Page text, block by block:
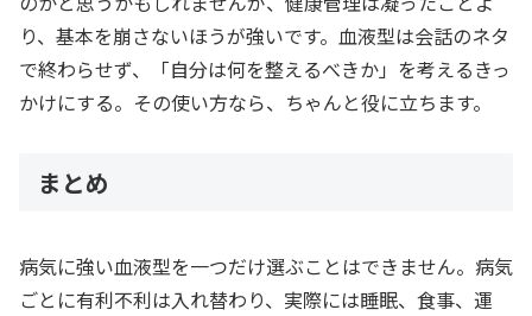
り、基本を崩さないほうが強いです。血液型は会話のネタ
で終わらせず、「自分は何を整えるべきか」を考えるきっ
かけにする。その使い方なら、ちゃんと役に立ちます。
まとめ
病気に強い血液型を一つだけ選ぶことはできません。病気
ごとに有利不利は入れ替わり、実際には睡眠、食事、運